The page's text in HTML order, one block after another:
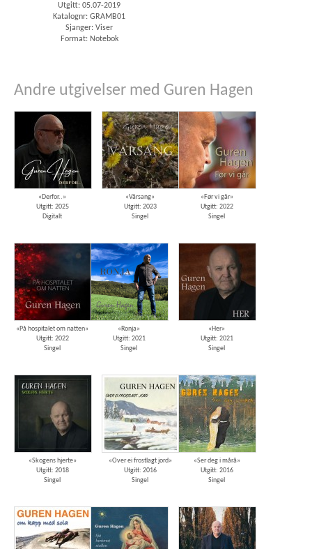
Utgitt: 05.07-2019
Katalognr: GRAMB01
Sjanger: Viser
Format: Notebok
Andre utgivelser med Guren Hagen
«Derfor..»
Utgitt: 2025
Digitalt
«Vårsang»
Utgitt: 2023
Singel
«Før vi går»
Utgitt: 2022
Singel
«På hospitalet om natten»
Utgitt: 2022
Singel
«Ronja»
Utgitt: 2021
Singel
«Her»
Utgitt: 2021
Singel
«Skogens hjerte»
Utgitt: 2018
Singel
«Over ei frostlagt jord»
Utgitt: 2016
Singel
«Ser deg i mårå»
Utgitt: 2016
Singel